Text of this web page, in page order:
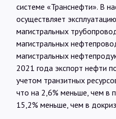
системе «Транснефти». В
осуществляет
магистральных
магистральных
магистральных
2021 года экспорт нефти
учетом транзитных
что на 2,6% меньше, чем в
15,2% меньше, чем в